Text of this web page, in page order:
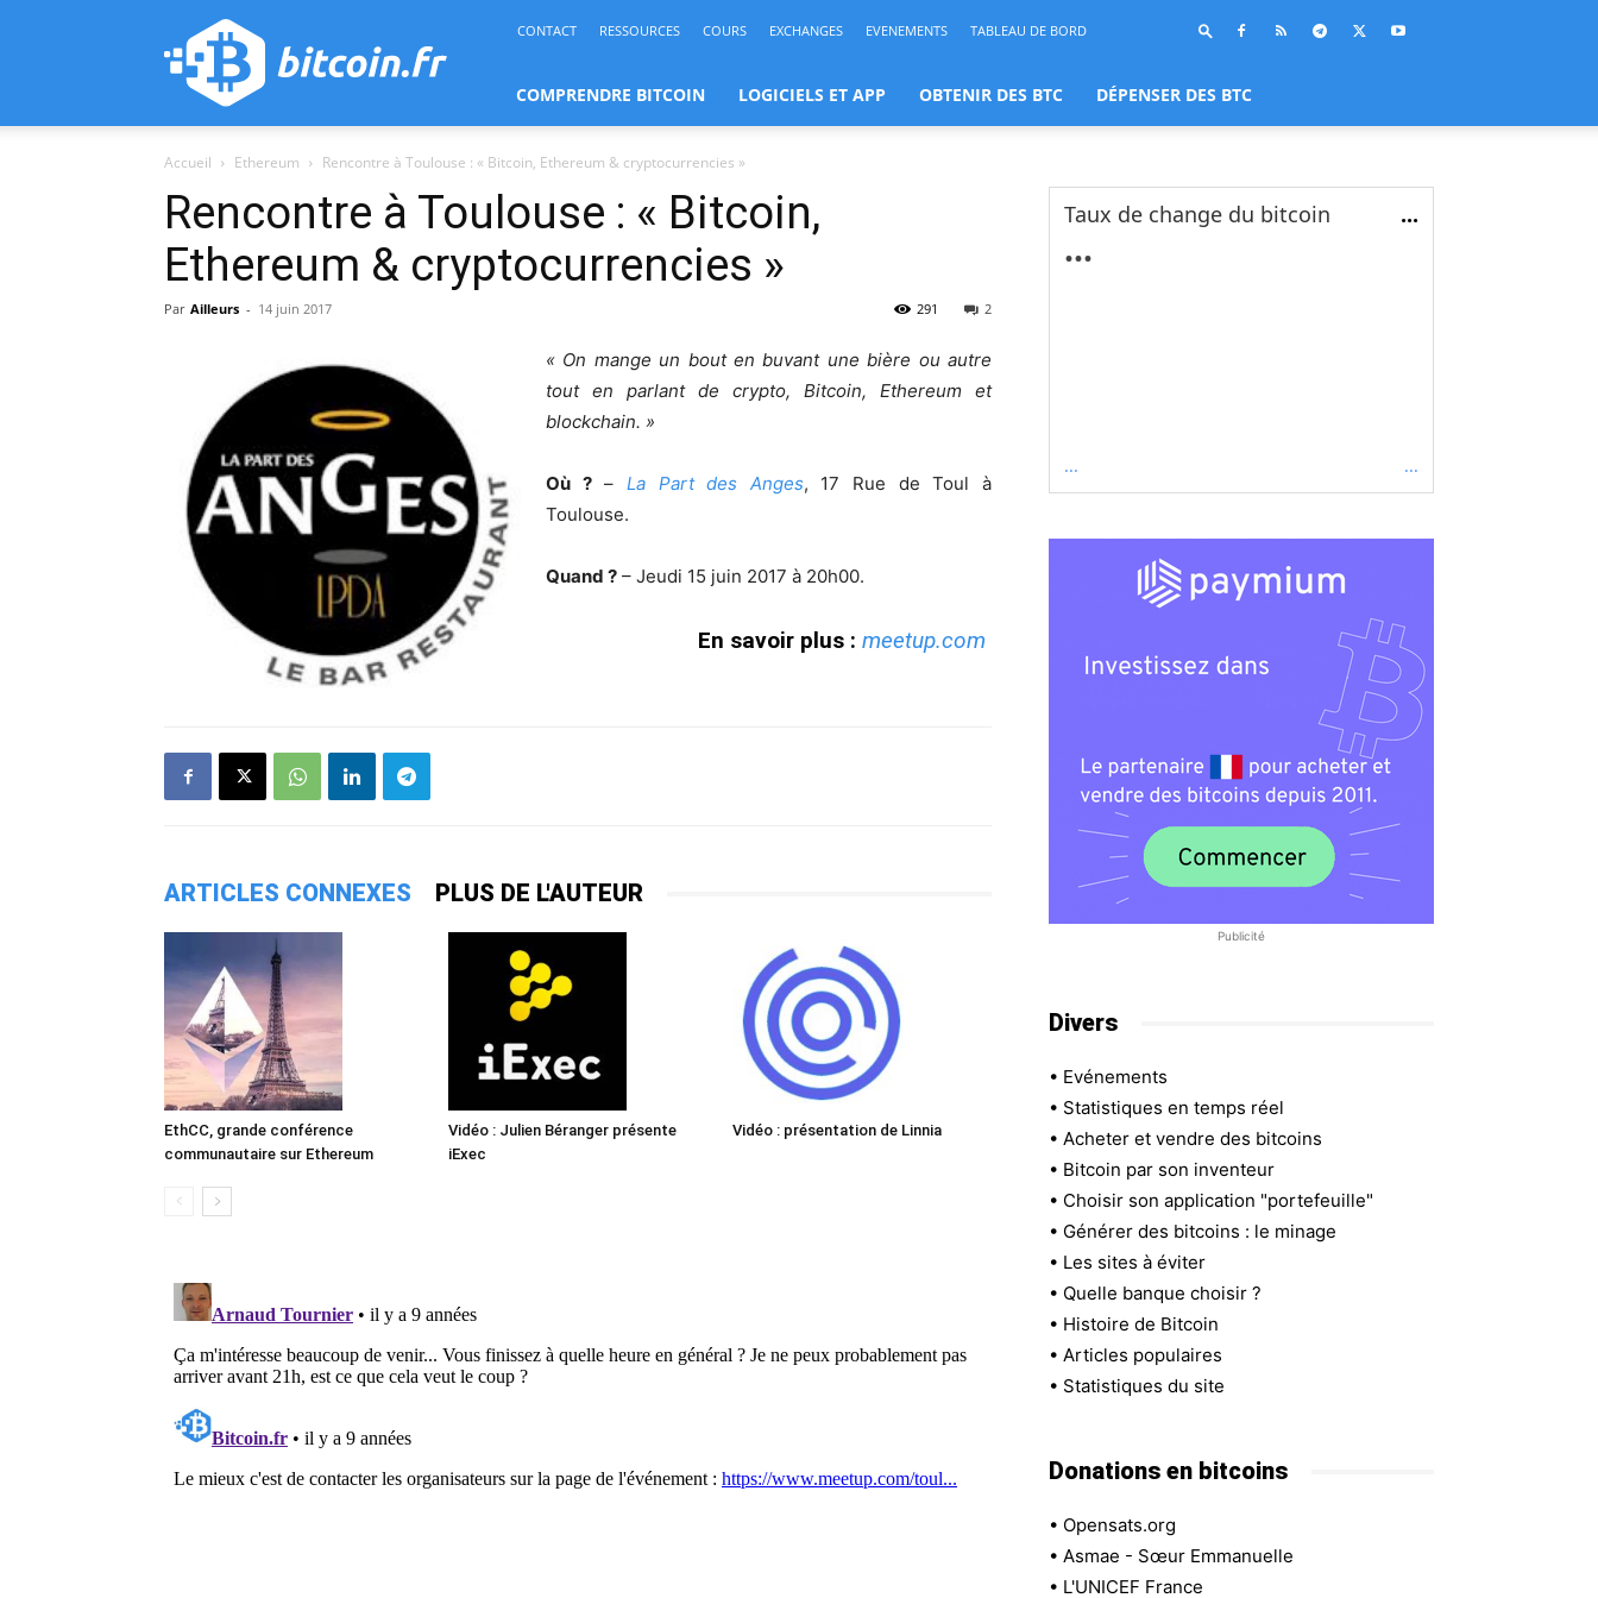
bitcoin.fr
CONTACT RESSOURCES COURS EXCHANGES EVENEMENTS TABLEAU DE BORD
COMPRENDRE BITCOIN LOGICIELS ET APP OBTENIR DES BTC DÉPENSER DES BTC
Accueil Ethereum Rencontre à Toulouse : « Bitcoin, Ethereum & cryptocurrencies »
Rencontre à Toulouse : « Bitcoin,
Ethereum & cryptocurrencies »
Par Ailleurs - 14 juin 2017 2
291
« On mange un bout en buvant une bière ou autre
tout en parlant de crypto, Bitcoin, Ethereum et
blockchain. »
Où ?– La Part des Anges, 17 Rue de Toul à
Toulouse.
Quand ? – Jeudi 15 juin 2017 à 20h00.
En savoir plus : meetup.com
ARTICLES CONNEXES PLUS DE L'AUTEUR
EthCC, grande conférence
communautaire sur Ethereum
Vidéo : Julien Béranger présente
iExec
Vidéo : présentation de Linnia
Taux de change du bitcoin ...
...
... ...
Publicité
Divers
• Evénements
• Statistiques en temps réel
• Acheter et vendre des bitcoins
• Bitcoin par son inventeur
• Choisir son application "portefeuille"
• Générer des bitcoins : le minage
• Les sites à éviter
• Quelle banque choisir ?
• Histoire de Bitcoin
• Articles populaires
• Statistiques du site
Donations en bitcoins
• Opensats.org
• Asmae - Sœur Emmanuelle
• L'UNICEF France